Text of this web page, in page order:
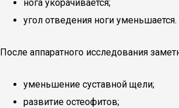
нога укорачивается;
угол отведения ноги уменьшается.
После аппаратного исследования
уменьшение суставной щели;
развитие остеофитов;